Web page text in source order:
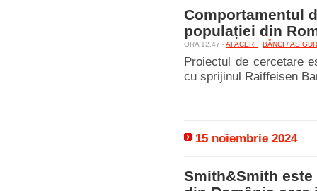
Comportamentul
populației din
ORA 12.47 -AFACERI BĂNCI /
Proiectul de cercetare
cu sprijinul Raiffeisen
15 noiembrie 2024
Smith&Smith